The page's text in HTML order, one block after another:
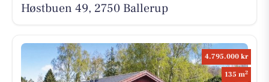
Høstbuen 49, 2750 Ballerup
4.795.000 kr
135 m2